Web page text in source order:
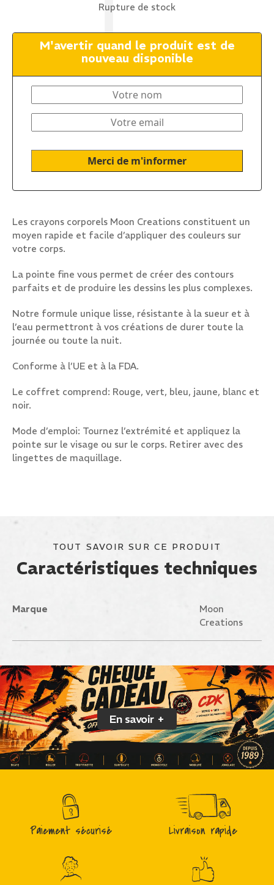
Rupture de stock
M'avertir quand le produit est de
nouveau disponible
Les crayons corporels Moon Creations constituent un
moyen rapide et facile d’appliquer des couleurs sur
votre corps.
La pointe fine vous permet de créer des contours
parfaits et de produire les dessins les plus complexes.
Notre formule unique lisse, résistante à la sueur et à
l’eau permettront à vos créations de durer toute la
journée ou toute la nuit.
Conforme à l’UE et à la FDA.
Le coffret comprend: Rouge, vert, bleu, jaune, blanc et
noir.
Mode d’emploi: Tournez l’extrémité et appliquez la
pointe sur le visage ou sur le corps. Retirer avec des
lingettes de maquillage.
TOUT SAVOIR SUR CE PRODUIT
Caractéristiques techniques
Marque
Moon
Creations
En savoir +
Paiement sécurisé Livraison rapide